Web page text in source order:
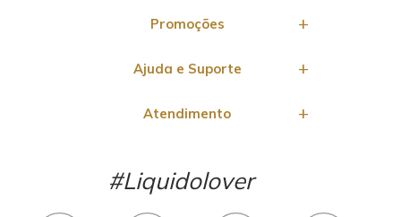
Promoções
Ajuda e Suporte
Atendimento
#Liquidolover